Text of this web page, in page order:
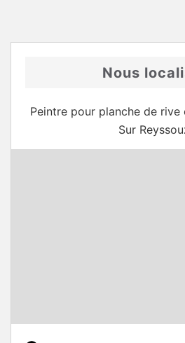
Nous
Peintre pour planche de rive
Sur